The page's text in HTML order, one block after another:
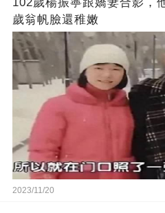
歲翁帆臉還稚嫩
2023/11/20